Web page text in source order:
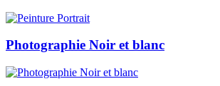
Photographie Noir et blanc